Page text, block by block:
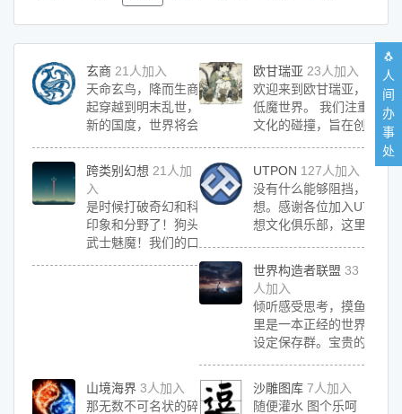
玄商 21人加入
天命玄鸟，降而生商。如果我们一
起穿越到明末乱世，从头建立一个
新的国度，世界将会是怎样？ 本小
欧甘瑞亚 23人加入
欢迎来到欧甘瑞亚，这个
低魔世界。 我们注重历史
文化的碰撞，旨在创造一
不乏严谨的梦想乡。 组织
跨类别幻想 21人加
入
是时候打破奇幻和科幻僵硬刻板的
印象和分野了！狗头人龙骑士！圣
武士魅魔！我们的口号是铁锅炖万
UTPON 127人加入
没有什么能够阻挡，自由
想。感谢各位加入UTPON
想文化俱乐部，这里是站
动通知。
世界构造者联盟 33
人加入
倾听感受思考，摸鱼打牌
里是一本正经的世界构造
设定保存群。宝贵的文和
山境海界 3人加入
那无数不可名状的碎片，正等待着
沙雕图库 7人加入
随便灌水 图个乐呵
🐧
人
间
办
事
处